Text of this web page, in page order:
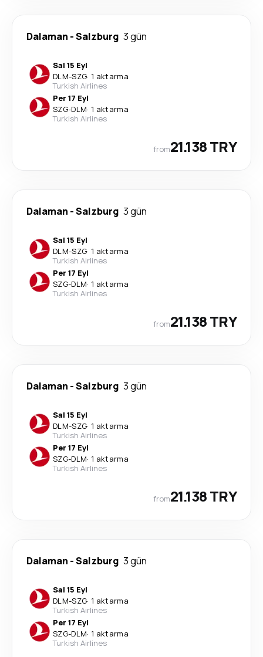
Dalaman -Salzburg 3 gün
Sal 15 Eyl
DLM-SZG· 1 aktarma
Turkish Airlines
Per 17 Eyl
SZG-DLM· 1 aktarma
Turkish Airlines
from21.138 TRY
Dalaman -Salzburg 3 gün
Sal 15 Eyl
DLM-SZG· 1 aktarma
Turkish Airlines
Per 17 Eyl
SZG-DLM· 1 aktarma
Turkish Airlines
from21.138 TRY
Dalaman -Salzburg 3 gün
Sal 15 Eyl
DLM-SZG· 1 aktarma
Turkish Airlines
Per 17 Eyl
SZG-DLM· 1 aktarma
Turkish Airlines
from21.138 TRY
Dalaman -Salzburg 3 gün
Sal 15 Eyl
DLM-SZG· 1 aktarma
Turkish Airlines
Per 17 Eyl
SZG-DLM· 1 aktarma
Turkish Airlines